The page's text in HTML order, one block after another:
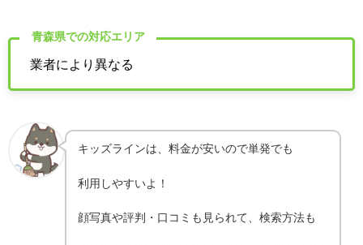
青森県での対応エリア
業者により異なる
キッズラインは、料金が安いので単発でも
利用しやすいよ！
顔写真や評判・口コミも見られて、検索方法も